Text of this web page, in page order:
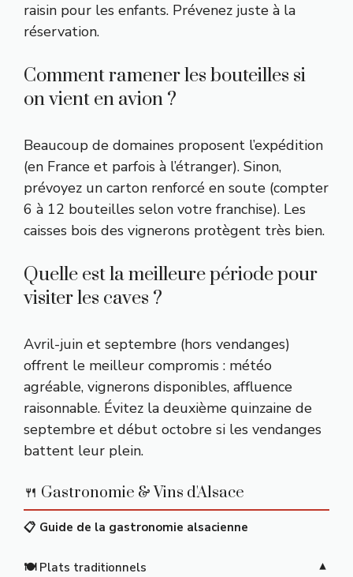
raisin pour les enfants. Prévenez juste à la
réservation.
Comment ramener les bouteilles si
on vient en avion ?
Beaucoup de domaines proposent l’expédition
(en France et parfois à l’étranger). Sinon,
prévoyez un carton renforcé en soute (compter
6 à 12 bouteilles selon votre franchise). Les
caisses bois des vignerons protègent très bien.
Quelle est la meilleure période pour
visiter les caves ?
Avril-juin et septembre (hors vendanges)
offrent le meilleur compromis : météo
agréable, vignerons disponibles, affluence
raisonnable. Évitez la deuxième quinzaine de
septembre et début octobre si les vendanges
battent leur plein.
🍴 Gastronomie & Vins d'Alsace
📋 Guide de la gastronomie alsacienne
🍽️ Plats traditionnels